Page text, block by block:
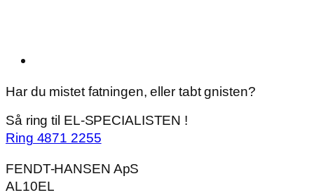
Har du mistet fatningen, eller tabt gnisten?
Så ring til EL-SPECIALISTEN !
Ring 4871 2255
FENDT-HANSEN ApS
AL10EL